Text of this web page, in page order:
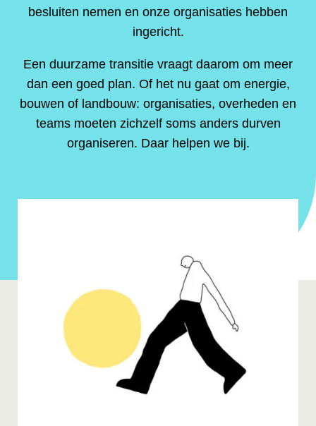
besluiten nemen en onze organisaties hebben
ingericht.
Een duurzame transitie vraagt daarom om meer
dan een goed plan. Of het nu gaat om energie,
bouwen of landbouw: organisaties, overheden en
teams moeten zichzelf soms anders durven
organiseren. Daar helpen we bij.